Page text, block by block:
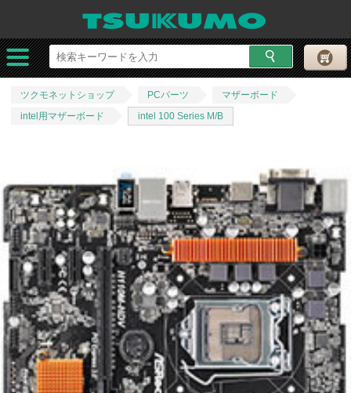
ツクモネットショップ PCパーツ
マザーボード
intel用マザーボード
intel 100 Series M/B